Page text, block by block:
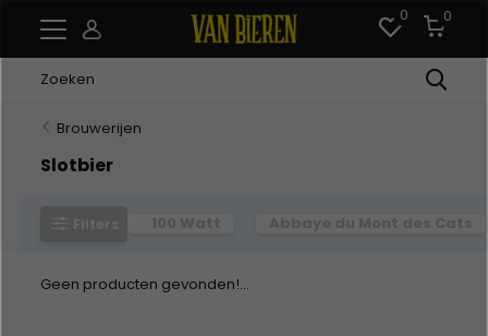
0 0
Brouwerijen
Slotbier
Geen producten gevonden!...